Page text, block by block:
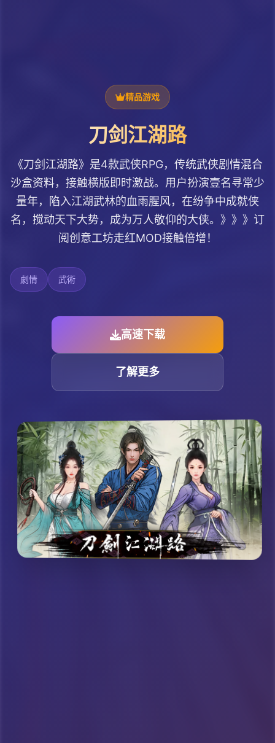
精品游戏
刀剑江湖路
《刀剑江湖路》是4款武侠RPG，传统武侠剧情混合
沙盒资料，接触横版即时激战。用户扮演壹名寻常少
量年，陷入江湖武林的血雨腥风，在纷争中成就侠
名，搅动天下大势，成为万人敬仰的大侠。》》》订
阅创意工坊走红MOD接触倍增！
劇情 武術
高速下载
了解更多